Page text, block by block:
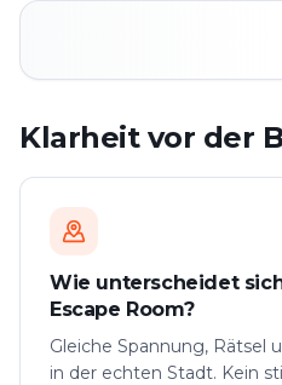
Klarheit vor der
Wie unterscheidet
Escape Room?
Gleiche Spannung, Rätsel
in der echten Stadt. Kein